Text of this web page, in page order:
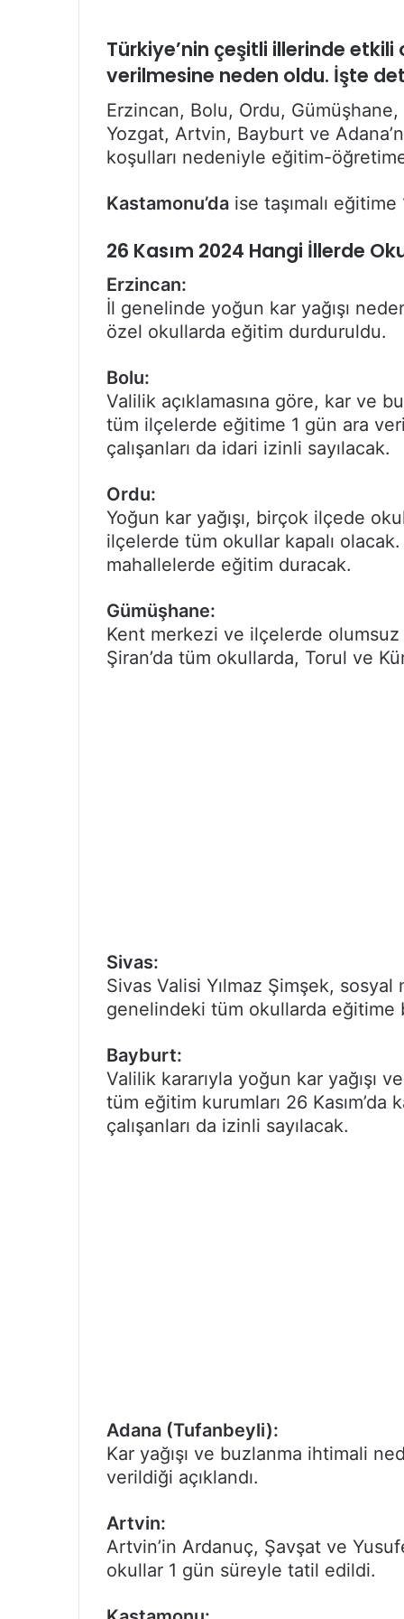
Türkiye’nin çeşitli illerinde
verilmesine neden oldu. İşte
Erzincan, Bolu, Ordu,
Yozgat, Artvin, Bayburt ve
koşulları nedeniyle eğitim-
Kastamonu’da ise taşımalı
26 Kasım 2024 Hangi İllerde
Erzincan:
İl genelinde yoğun kar yağışı
özel okullarda eğitim durduruldu.
Bolu:
Valilik açıklamasına göre, kar ve
tüm ilçelerde eğitime 1 gün ara
çalışanları da idari izinli sayılacak.
Ordu:
Yoğun kar yağışı, birçok ilçede
ilçelerde tüm okullar kapalı
mahallelerde eğitim duracak.
Gümüşhane:
Kent merkezi ve ilçelerde
Şiran’da tüm okullarda, Torul ve
Sivas:
Sivas Valisi Yılmaz Şimşek, sosyal
genelindeki tüm okullarda
Bayburt:
Valilik kararıyla yoğun kar yağışı
tüm eğitim kurumları 26
çalışanları da izinli sayılacak.
Adana (Tufanbeyli):
Kar yağışı ve buzlanma ihtimali
verildiği açıklandı.
Artvin:
Artvin’in Ardanuç, Şavşat ve
okullar 1 gün süreyle tatil edildi.